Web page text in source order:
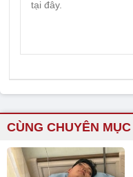
CÙNG CHUYÊN MỤC